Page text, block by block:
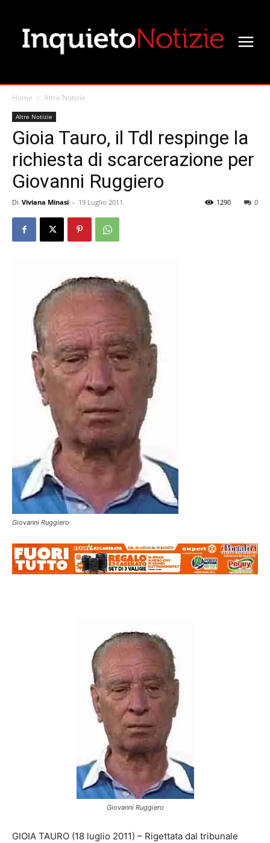
Home Altre Notizie
Altre Notizie
Gioia Tauro, il Tdl respinge la
richiesta di scarcerazione per
Giovanni Ruggiero
Di Viviana Minasi - 19 Luglio 2011 0
1290
Giovanni Ruggiero
Giovanni Ruggiero
GIOIA TAURO (18 luglio 2011) – Rigettata dal tribunale